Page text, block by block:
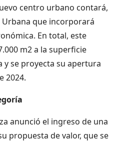
centro urbano contará,
que incorporará
En total, este
m2 a la superficie
y se proyecta su apertura
2024.
anunció el ingreso de una
propuesta de valor, que se